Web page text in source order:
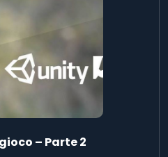
– Parte 2